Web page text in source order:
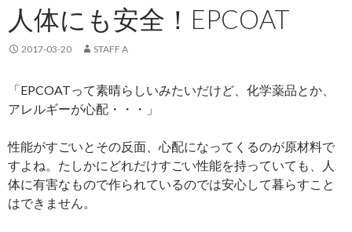
人体にも安全！EPCOAT
2017-03-20 STAFF A
「EPCOATって素晴らしいみたいだけど、化学薬品とか、
アレルギーが心配・・・」
性能がすごいとその反面、心配になってくるのが原材料で
すよね。たしかにどれだけすごい性能を持っていても、人
体に有害なもので作られているのでは安心して暮らすこと
はできません。